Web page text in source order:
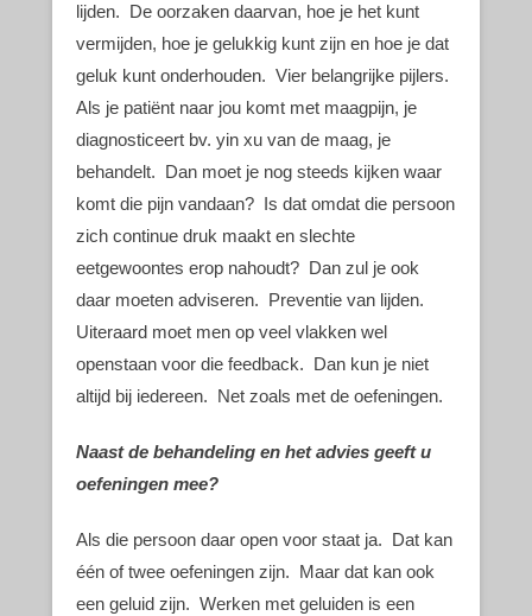
lijden. De oorzaken daarvan, hoe je het kunt
vermijden, hoe je gelukkig kunt zijn en hoe je dat
geluk kunt onderhouden. Vier belangrijke pijlers.
Als je patiënt naar jou komt met maagpijn, je
diagnosticeert bv. yin xu van de maag, je
behandelt. Dan moet je nog steeds kijken waar
komt die pijn vandaan? Is dat omdat die persoon
zich continue druk maakt en slechte
eetgewoontes erop nahoudt? Dan zul je ook
daar moeten adviseren. Preventie van lijden.
Uiteraard moet men op veel vlakken wel
openstaan voor die feedback. Dan kun je niet
altijd bij iedereen. Net zoals met de oefeningen.
Naast de behandeling en het advies geeft u
oefeningen mee?
Als die persoon daar open voor staat ja. Dat kan
één of twee oefeningen zijn. Maar dat kan ook
een geluid zijn. Werken met geluiden is een